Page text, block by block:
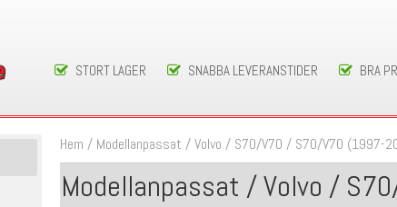
STORT LAGER SNABBA LEVERANSTIDER BRA
Hem / Modellanpassat /Volvo / S70/V70 / S70/V70 (1997-
Modellanpassat / Volvo /